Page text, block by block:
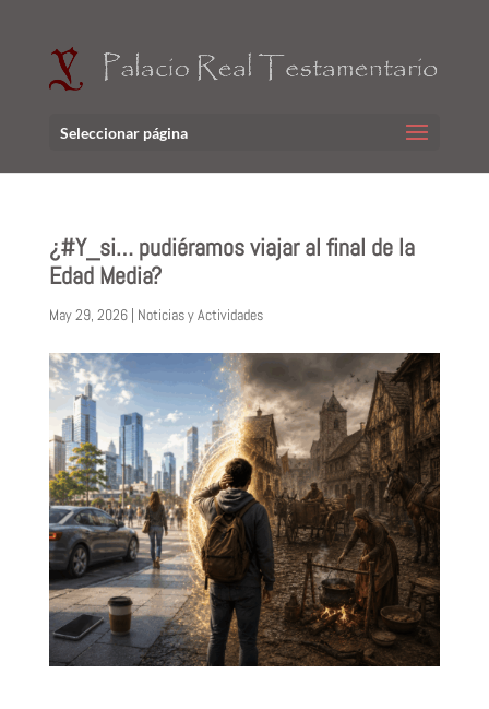
Seleccionar página
¿#Y_si… pudiéramos viajar al final de la
Edad Media?
May 29, 2026| Noticias y Actividades